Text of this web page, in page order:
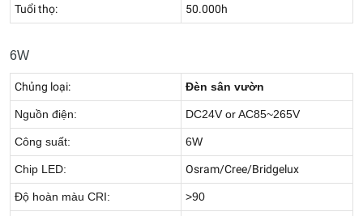
Tuổi thọ: 50.000h
6W
Chủng loại: Đèn sân vườn
Nguồn điện: DC24V or AC85~265V
Công suất: 6W
Chip LED: Osram/Cree/Bridgelux
Độ hoàn màu CRI: >90